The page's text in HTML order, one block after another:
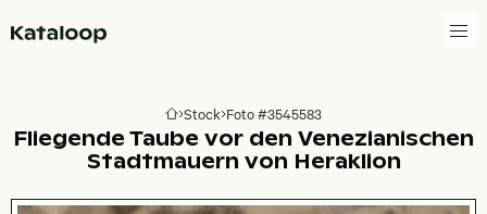
Zur Homepage
Stock Foto #3545583
Fliegende Taube vor den Venezianischen
Stadtmauern von Heraklion